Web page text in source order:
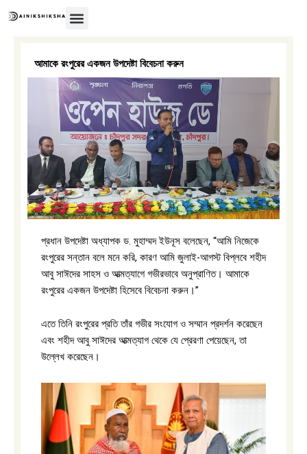
to
আমাকে রংপুরের একজন উপদেষ্টা বিবেচনা করুন
প্রধান উপদেষ্টা অধ্যাপক ড. মুহাম্মদ ইউনূস বলেছেন, “আমি নিজেকে
রংপুরের সন্তান বলে মনে করি, কারণ আমি জুলাই-আগস্ট বিপ্লবে শহীদ
আবু সাঈদের সাহস ও আত্মত্যাগে গভীরভাবে অনুপ্রাণিত। আমাকে
রংপুরের একজন উপদেষ্টা হিসেবে বিবেচনা করুন।”
এতে তিনি রংপুরের প্রতি তাঁর গভীর সংযোগ ও সম্মান প্রদর্শন করেছেন
এবং শহীদ আবু সাঈদের আত্মত্যাগ থেকে যে প্রেরণা পেয়েছেন, তা
উল্লেখ করেছেন।